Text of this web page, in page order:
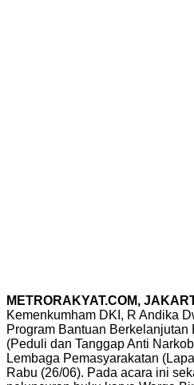
METRORAKYAT.COM,
Kemenkumham DKI, R Andika
Program Bantuan Berkelanjutan
(Peduli dan Tanggap Anti
Lembaga Pemasyarakatan
Rabu (26/06). Pada acara ini